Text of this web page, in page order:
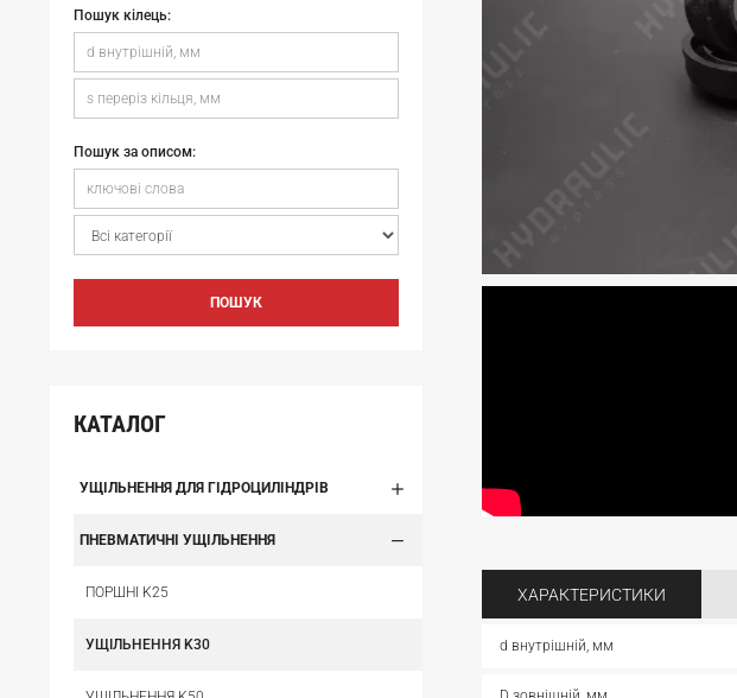
Пошук кілець:
Пошук за описом:
ПОШУК
КАТАЛОГ
УЩІЛЬНЕННЯ ДЛЯ ГІДРОЦИЛІНДРІВ
ПНЕВМАТИЧНІ УЩІЛЬНЕННЯ
ПОРШНІ K25
УЩІЛЬНЕННЯ K30
ХАРАКТЕРИСТИКИ
d внутрішній, мм